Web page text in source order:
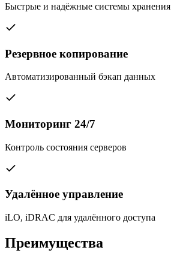
Быстрые и надёжные системы хранения
Резервное копирование
Автоматизированный бэкап данных
Мониторинг 24/7
Контроль состояния серверов
Удалённое управление
iLO, iDRAC для удалённого доступа
Преимущества